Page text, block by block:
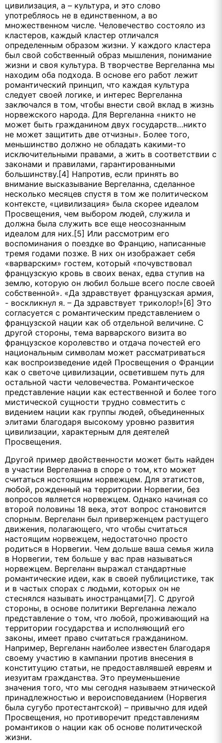
цивилизация, а – культура, и это слово
употребляось не в единственном, а во
множественном числе. Человечество состояло из
кластеров, каждый кластер отличался
определенным образом жизни. У каждого кластера
был свой собственный образ мышления, понимание
жизни и своя культура. В творчестве Вергеланна мы
находим оба подхода. В основе его работ лежит
романтический принцип, что каждая культура
следует своей логике, и интерес Вергеланна
заключался в том, чтобы внести свой вклад в жизнь
норвежского народа. Для Вергеланна «никто не
может быть гражданином двух государств…никто
не может защитить две отчизны». Более того,
меньшинство должно не обладать какими-то
исключительными правами, а жить в соответствии с
законами и правилами, гарантированными
большинству.[4] Напротив, если принять во
внимание высказывание Вергеланна, сделанное
несколько месяцев спустя в том же политическом
контексте, «цивилизация» была скорее идеалом
Просвещения, чем выбором людей, служила и
должна была служить все еще неосознанным
идеалом для них.[5] Или рассмотрим его
воспоминания о поездке во Францию, написанные
тремя годами позже. В них он изображает себя
«варварским» гостем, который «почувствовал
французскую кровь в своих венах, едва ступив на
землю, которую он любил больше всего после своей
собственной». «Да здравствует французская армия,
- воскликнул я. – Да здравствует триколор!»[6] Это
согласуется с романтическим представлением о
французской нации как об отдельной величине. С
другой стороны, тема варварского визита во
французское королевство и отдача почестей его
национальным символам может рассматриваться
как воспроизведение идей Просвещения о Франции
как о светоче цивилизации, осветившем путь для
остальной части человечества. Романтическое
представление нации как естественной и более того
мистической сущности трудно совместить с
видением нации как группы людей, объединенных
элитами благодаря высокому уровню развития
цивилизации, характерным для деятелей
Просвещения.
Другой пример двойственности может быть найден
в участии Вергеланна в споре о том, кто может
считаться ностоящим норвежцем. Для этатистов,
любой, рожденный на территории Норвегии, без
вопросов является норвежцем. Однако начиная со
второй половины 18 века, этот вопрос становится
спорным. Вергеланн был приверженцем растущего
движения, полагающего, что чтобы считаться
настоящим норвежцем, недостаточно просто
родиться в Норвегии. Чем дольше ваша семья жила
в Норвегии, тем больше у вас прав называться
норвежцем. Вергеланн выражал стандартные
романтические идеи, как в своей публицистике, так
и в частых спорах с людьми, которых он не
стеснялся называть иностранцами[7]. С другой
стороны, в основе политики Вергеланна лежало
представление о том, что любой, проживающий на
территории государства и исполняющий его
законы, имеет право считаться гражданином.
Например, Вергеланн наиболее известен благодаря
своему участию в кампании против внесения в
конституцию статьи, не предоставлявшей евреям и
иезуитам гражданства. Это преуменьшение
значения того, что мы сегодня называем этнической
принадлежностью и вероисповеданием (Норвегия
была сугубо протестантской) – привычно для идей
Просвещения, но противоречит представлениям
романтиков о нации как об основе политической
жизни.